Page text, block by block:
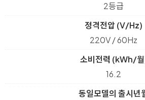
2등급
정격전압 (V/Hz)
220V / 60Hz
소비전력 (kWh/
16.2
동일모델의 출시년